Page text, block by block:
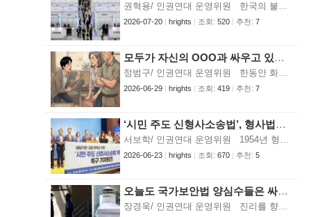
권혁용/ 인권연대 운영위원 한국의 불평등이 심각한 문제라는 사실은 누구나 알고 있다. 누군가는 벤틀리를 몰고 타워팰리스에 살며 어린 자녀를 미국에서 유학시킨다. 반면 누군가는 중고 포터 트럭으로 자녀와 함께 택배를 배송하며 생계를 이어간다. 또 다른 누군가는 가족과의 연락이 끊긴 채 폐지를 주우며 쪽방에서 홀로 노년을 버틴다. 같은 대학 안에서도 현실은 다르다. 누군가는 등록금과 생활비 걱정 없이 학업에 전념한다. 반면 누군가는 등록금과 생활비를 마련하기 위해 두세 개의 아르바이트를 하며 공부할 시간을 충분히 확보하지 못한 채 졸업한다. 노동시장도 마찬가지다. 누군가는 노조가 있는 대기업의 정규직으로 일하고, 누군가는 노조 없는 중소기업에서 비정규직으로 일한다. 두 사람의 임금과 삶의 질, 그리고 미래를 설계할 기회는 크게 다르다. 경제적 불평등은 사람들을 사회적으로 구별한다. 20세기 근대화는 귀속적 지위에서 성취적 지위로의 전환을 의미했다. 그러나 21세기에 들어 우리는 다시 귀속적 지위가 삶의 기회를 좌우하는 사회로 돌아가는 듯한 모습을 목격한다. 아무리 노력해도 부모와 조부모의 자산과 교육 수준이 만들어내는 격차를 넘어서기 어렵다는 현실을 경험하기 때문이다. 불평등은 정치가 만든 결과다. 정책은 집단적 의사결정의 산물이며, 집단적 의사결정이 곧 정치이다. 유권자의 선호는 선거와 조직화한 이익집단을 통해 표출되고, 정치제도는 그 선호를 의석으로 바꾸어 승자를 결정한다. 그리고 승자는 조세와 복지, 노동시장 정책을 통해 소득과 부의 분배를 바꾼다. 결국 불평등은 정치의 산물이다. 반대로 불평등은 다시 정치를 바꾼다. 불평등이 심화할수록 정치는 점점 더 부유한 사람들에게 유리하게 작동하는 경향을 보인다. 민주주의 정부는 시장이 만들어낸 불평등을 조세와 재정, 사회정책을 통해 완화해야 한다. 말하자면 현대 민주국가는 ‘로빈후드’의 역할을 해야 한다. 1원 1표의 자본주의와 1인 1표의 민주주의가 공존할 수 있었던 원리이다. 그러나 한국은 다르다. 임금, 소득, 자산 어느 지표를 보더라도 불평등은 꾸준히 확대해 왔다. 반면 정부의 재분배 노력은 OECD 국가 가운데 최하위권에 머문다. 왜 그럴까. 한국 민주주의는 왜 불평등을 완화하지 못했을까. 사진 출처 이 질문에 답하려면 시민과 유권자의 선호라는 수요 측면과 정당·정부의 정책 결정이라는 공급 측면을 함께 살펴봐야 한다. 물론 두 측면은 서로 긴밀하게 연결되어 있다. “정치인들은 나 같은 사람에게 관심이 없다”라는 시민의 냉소, 체념 또는 분노와 “유권자가 원하지 않으니 증세와 복지 확대를 추진할 이유가 없다”라는 정치인의 계산은 서로를 강화한다. 정치학자 존 잘러John Zaller는 공공 여론이 정치 엘리트가 위로부터 보내는 당파적 신호(partisan cues)에 의해 상당 부분 형성된다고 설명했다. 최근 여러 나라에서 나타나는 민주주의의 위기도 같은 맥락에서 이해할 수 있다. 반민주적 정치인이 민주적 규범을 공격하면, 그 신호를 받아들인 시민들 역시 반민주적 태도를 보이는 것이다. 수요와 공급은 이처럼 서로 영향을 주고받는다. 어느 쪽이 먼저인지는 여전히 학문적 논쟁의 대상이다. 먼저 수요 측면을 살펴보자. 사람들은 매일 불평등과 격차를 경험한다. 그런데도 왜 증세를 통해 재분배를 확대하는 정책을 적극 지지하지 않을까. 왜 경제적으로 취약한 계층 가운데 상당수가 보수정당을 지지할까. 첫째는 투표 참여의 소득 편향이다. 가난한 사람은 부유한 사람보다 덜 투표한다. 비정규직은 정규직보다, 청년은 장년층보다 투표율이 낮다. 재분배 정책으로 가장 큰 혜택을 받을 계층이 정치에 가장 적게 참여하는 것이다. 반대로 재분배로 가장 큰 부담을 질 가능성이 있는 고소득층은 적극적으로 투표한다. 저소득층은 자신을 대변하는 정당이 없다고 느끼는 경우가 많다. 정치권이 자신의 목소리에 귀를 기울인다는 정치효능감도 낮다. 그러니 투표장에 갈 동기를 잃는다. 그러나 표출되지 않은 민심에 귀를 기울이는 정치인은 많지 않다. 정치인의 눈에 보이는 것은 결국 투표하는 사람들이다. 그 결과 저소득층은 더 대표되지 못하고, 정치적 소외는 다시 낮은 투표율로 이어지는 악순환이 반복된다. 둘째는 자신의 경제적 이해관계를 정확히 인식하지 못하는 경우가 적지 않다는 점이다. 증세와 재분배가 자신에게 이익인지 손해인지를 판단하려면 자신의 가구가 소득분포 어디에 위치하는지 알아야 한다. 그러나 많은 사람은 자신의 경제적 위치를 실제와 다르게 인식한다. 하위 소득계층은 자신의 위치를 실제보다 높게 평가하는 반면, 상위 소득계층은 실제보다 낮게 평가하는 경향이 있다. 그 결과 저소득층임에도 재분배 정책에 반대하는 경우가 적지 않다. 정보의 문제다. 정체성의 문제도 있다. 경제적 이해관계보다 다른 사회적 정체성이 더 중요한 경우도 있다. 계급보다 국민, 지역, 성별, 세대, 이념과 같은 정체성이 정치적 선택을 좌우하기도 한다. 저소득 노동자라는 정체성보다 대한민국 국민이나 산업화 세대라는 정체성이 더 강하게 작동하면, 정책 선호 역시 그에 맞추어 형성된다. 사람들은 불평등의 원인을 어떻게 이해하는가에 따라 재분배를 바라보는 시각이 달라진다. 불평등이 부모의 자산과 교육, 성별이나 외모처럼 개인이 통제할 수 없는 ‘운(luck)’의 결과라고 생각한다면 재분배를 지지할 가능성이 크다. 반대로 불평등을 개인의 노력과 능력의 결과라고 믿는다면 현재의 격차를 공정한 결과로 받아들이기 쉽다. 일반적으로 유럽인은 전자의 인식이 강하고, 미국인은 후자의 인식이 강한 것으로 알려져 있다. 이러한 차이는 재분배 선호와 복지국가의 규모에도 그대로 반영된다. 그러나 시민들의 선호만으로 정책이 결정되는 것은 아니다. 어떤 정부는 재분배를 확대하고, 어떤 정부는 그렇지 않다. 왜 한국의 정치권은 불평등 완화 정책을 충분히 공급하지 못했을까. 다음 글에서는 이 질문에 대한 답을 공급 측면에서 살펴본다. 권혁용 위원은 현재 고려대학교 정치외교학과 교수로 재직 중입니다.
2026-07-20 | hrights | 조회: 520 | 추천: 7
모두가 자신의 OOO과 싸우고 있다(정범구)
정범구/ 인권연대 운영위원 한동안 화제가 됐던 TV 드라마가 있다. 줄여서 “모자무싸”라고 불리던, 원제목이 <모두가 자신의 무가치함과 싸우고 있다>라는 드라마다. 드라마의 내용을 떠나 그 제목 자체가 주는 끌림도 상당했다. 사실 우리는 모두 매일매일 무엇인가와 싸우며 살아가고 있지 않은가? 누군가가 만일 나에게 “당신은 무엇과 매일 싸우며 사는가?”라고 물어본다면, 글쎄, 나는 “모자낯싸”라고 대답할 수 있을까? 나는 매일매일 자신의 낯섦과 싸우고 있는지 모른다. 언젠가부터는 TV 뉴스를 봐도 잘 모르겠는 것투성이다. 코스피가 왜 갑자기 그렇게 오르는 것인지, ETF는 뭐고 ETN은 뭔지, 주식 한 주 없는 나로서는 관련 뉴스를 보면 문맹자가 된 심정이다. 젠슨 황이란 사람이 한국에 온 게 왜 그렇게 큰 뉴스인지 모르는 처지이니 그가 만들어 갈 거라는 AI 생태계란 것에 대해선 더 깜깜하다. 반도체 호황 속에 벌어진 삼성전자의 “전리품 나누기” 소동도 도통 이해되지 않는다. 대기업 노동운동, 아니 노조 운동에 대해서도 다시 들여다보게 되고, 무엇보다 그 성과급 배분 과정에서 같은 회사 안에서도 그리 차별을 하는 게 이해가 안 된다. 삼성전자 주식 하나 없지만 아침저녁으로 그 뉴스를 지켜봐야 하는 일반 시민들은 6억 원이라는 돈이 비문증처럼 눈앞에 떠다니는 현실에 일할 의욕이 나지 않는다. 아무리 봐도 황당한 것은 송파의 투표함 봉쇄 시위에 나선 군중들이 시위 대응에 나선 경찰 간부를 주저앉혀 놓고 중국인인지 아닌지 신문하는 광경이다. “부정선거론”을 종교처럼 신봉하는 이들이 있다는 이야기는 풍문으로 들었지만 그걸 이토록 뼛속까지 체화하고 사는 동시대인들이 있을 줄은 몰랐다. 이성이 사라진 시대, 모든 이들이 자신의 매체를 갖고 자기주장을 할 수 있는 시대가 왔으나 무엇이 사실이고, 무엇이 가짜인지를 가려내기는 점점 어려워진다. 유튜브가 퍼트리는 내용은 뉴스라기보다는 주장에 가까운 것들이 많지만 그것은 사람들의 확증 편향을 타고 주요한 공론장들을 점령해 버린다. 이런저런 이유로, 뉴스를 보면서 마치 무슨 드라마를 보는 것 같은 착각을 느낄 때가 많다. 이 나라가 내가 살아온, 살았던 나라인가 싶은 낯섦을 아주 자주 느낀다. AI 생성 이미지 각 시대에는 그 시대를 조건 짓는 환경이 있었고, 그에 따른 시대정신이란 게 있었다. 1914년생인 내 아버지는 태어날 때부터 식민지 백성으로 태어났다. 외세 지배하에 태어나 살았던 그의 정신세계는 어떤 것이었을까? 그의 유소년기, 청년기를 지배했던 가난과 외세는 그에게 어떤 세계관을 남겨 주었을까? 식민지 조선을 살아온 모두가 항일 전선에 나섰던 것은 아니지만, 아니 오히려 대다수 장삼이사는 그 체제에 순응하며 살았을지 모르겠지만, 1945년 8월 15일은 모두가 한마음 한뜻으로 해방을 반겼을 것이다. 이민족 지배 아래에서 ‘해방’이란 알게 모르게 그 시대의 목표였을 것이다. 해방, 분단, 건국, 전쟁 등 거대한 역사의 소용돌이 속에서도 장안의 갑남을녀들은 자신들의 남루한 일상을 이어가는 데에 온 정신을 쏟았을 것이다. 내 아버지도 그랬다. 식구들 간수하고 먹여 살리기 위해서, 세상 돌아가는 일에는 크게 신경 쓰지 않고 하루하루의 삶을 이어갔다. 그렇다고 해서 그 시대를 지배한 거대 담론들, 민족자주니 통일이니, 민주 국가 건설 등의 구호 아래 자유로울 수는 없었을 것이다. 자기 코앞의 삶에만 주목하는 군중을 통해 역사를 해석하고자 한다면 제주 4.3 항쟁이라든가 대구 10월 봉기, 광주 항쟁, 6월 시민 항쟁 등, 시대가 요구하는 과제에 몸을 던져 나선 민중들의 역동적 삶을 온전히 이해하기 어렵다. 전태일의 아버지는 자기보다 어려운 처지의 어린 노동자들을 위해 애쓰는 아들의 삶을 처음에는 냉소적으로 바라보았다. 제 앞가림도 못하는 주제에 다른 이들을 위해 나서는 아들의 삶이 가소롭기도 하고 애처로워도 보였을 것이다. 그러던 그 아버지가 결국은 아들을 이해하고 지원한다. 알고 보니 아버지인 그도 전평(조선노동조합전국평의회)이 지도하는 대구 10월항쟁에 참가했던 노동자 출신이었던 게다. 민주화 세대라는 오늘날 50, 60, 70대가 과거 식민 지배와 전쟁을 겪었던 부모 세대와 겪었던 갈등은 이제 역사의 기억 저편으로 넘어가고 있다. 그것이 소위 민주화 세대와 산업화 세대의 갈등이었다고 한다면 지금 민주화 이후에 태어난 세대, 아니 민주화 이후 세상과의 갈등은 무엇이라고 표현해야 할까? 전혀 다른 조건에서 태어나고 성장한, 그래서 다른 시대적 환경과 싸우고 있는 새로운 세대를 이해하는 것도, 정치적 억압과 빈곤은 사라졌지만, 새로운 욕망과 현실이 지배하는 세상을 따라잡는 것도 아직 쉽지는 않다. 정치적 폭압에 자신의 모든 것을 내놓고 싸웠던 아버지 세대의 이야기는 이제 자식 세대에게는 ‘잔혹 동화’ 이상이 아니다. 아버지의 자수성가 스토리는 “아버지가 옛날에 못 살았던 것이 자신의 책임은 아니잖느냐?”라는 자식의 되침으로 돌아온다. 시대는 언제고 변화해 왔고, ‘어제 내린 눈’은 치워져야 한다. 그러나 민주화 세대의 눈에 비치는 오늘날 세태는 여전히 불안하고 아슬아슬하다. “공동체”, “자기희생”, “대의 앞의 절제” 같은 단어들은 어느새 곰팡내 나는 시대의 언어가 되어버리고, 세상은 오로지 “더 많은 소유”, “더 많은 경쟁에서의 승리”, “더 화려한 소비”를 외치며 달려가고 있는 듯 보인다. 그나마 나를 구원하는 것은 2024년 12월 3일 한밤중 여의도로 달려와 무장 계엄군 앞을 막아섰던 수많은 시민, 내란 세력 척결을 위해 12월 한겨울에 몇 번이고 한강 다리를 걸어 넘던 그 도도한 시민의 물결, 남태령을 뚫었던 시민들에 대한 추억이다. 주식시장 전광판을 오르내리는 수치가 담아내지 못하는 시대정신이 아직 거기에 남아 있기를 빌면서 말이다. 이 글이 혹시 시대 변화를 따라가지 못하는 한 “꼰대”의 넋두리로만 읽히지는 않기 바란다. 변화의 방향을 예측도 못 할 뿐 아니라 변화에 저항하는 한탄으로는 더더욱 읽히고 싶지 않다. 이 시대 변화의 방향이 어디를 향하고 있는지, 이 시대를 관통하는 시대 정신은 무엇인지, 그리고 이런 논쟁을 이끌어 갈 수 있는 사회적 이성은 있는 것인지, 이런 것들을 묻고 싶은 것이다. 나를 둘러싸고 있는 이 낯섦의 정체가 무엇인지 알고 싶을 뿐인 것이다. 정범구 위원은 현재 장발장은행장으로 활동하고 있습니다.
2026-06-29 | hrights | 조회: 419 | 추천: 7
‘시민 주도 신형사소송법’, 형사법체계의 정상화를 위한 시대적 합의(서보학)
서보학/ 인권연대 운영위원 1954년 형사소송법이 제정된 이래 72년간 유지되어 온 검찰 중심의 형사사법구조는 수사권과 기소권을 검사에게 집중시킴으로써 우리 사회에 깊은 상처를 남겼다. 역사가 증명하듯 권한이 특정 개인이나 기관에 집중되면 결국 남용되기 마련이다. 최근 국회 국정조사 특위에서 드러난 검찰의 표적·강압·조작 수사의 실태는 이러한 구조적 모순이 더는 방치할 수 없는 단계에 이르렀음을 분명히 보여주었다. 이러한 문제의식 속에서 다양한 경력의 법학자, 변호사, 시민단체가 자발적으로 모여 '시민 주도 형사소송법 개정 추진 모임'을 결성하였다. 지난 4월부터 치열한 토론과 숙의를 거친 끝에, 6월 5일 국회 기자회견을 통해 형사소송법 개정안의 내용과 취지를 담은 설명자료를 발표하였다. 필자도 그 일원으로 개정 논의에 참여하였다. 이는 총리실 개혁추진단이 검사의 눈높이에서 만든 개정안 내놓기를 기다렸다가 수동적으로 참여하기보다, 시민의 눈높이에서 직접 개정안을 만들어 형사법체계의 변화를 주도하자는 강력한 의지의 결과였다. 이번에 시민이 주도하여 만든 형사소송법 개정안의 의미는 기관 간의 단순한 권한 조정을 넘어선다. 진보와 보수의 이념 대립을 떠나 헌법상 권력분립과 적법절차의 원리, 인권존중의 요구를 형사사법 실무에 온전히 구현하려는 시도이다. 나아가 검찰 지배적 형사법체계의 구조적 모순을 해체하고, 국민이 진정한 주인이 되는 '국민주권형 형사소송법'으로 나아가기 위한 이정표이기도 하다. 이번 개정안은 총 106개 조항의 전면 개정을 통해 ① 수사와 기소의 완전한 분리, ② 수사 과정 전반에 걸친 시민 인권보호 장치의 획기적 강화, ③ 체계 대전환 속에서도 범죄수사역량의 빈틈없는 유지라는 세 가지 목표를 동시에 실현하고자 했다. 주요 핵심 내용은 다음과 같다. 첫째, 수사와 기소의 완전한 분리 실현이다. 개정안은 검사의 직접 수사권과 수사지휘권은 물론, 직접 보완수사권까지 전면 폐지하였다. 이에 따라 형사소송법상 수사 주체는 현행 '검사 또는 사법경찰관'에서 '사법경찰관'으로 일원화된다. 10월 2일 검찰청이 폐지되면 검사는 기소 전담 기관인 공소청 소속으로서 기소 업무만 전담하게 된다. 수사의 완결성을 명분으로 모든 사건의 종결을 검사에게 떠넘기는 '전건송치주의'나 특별사법경찰관에 대한 수사지휘권도 철저히 차단하였다. 기존 체계는 효율성이라는 명분 아래 검사에게 수사권과 기소권을 동시에 부여함으로써 형사절차 전반을 통제하는 강력한 권한을 집중시켜 왔다. 그러나 최근 드러난 여러 강압 수사와 조작 기소 사례는 권한 집중이 필연적으로 남용될 수밖에 없음을 보여주었다. 이에 개정안은 수사 주체를 사법경찰관(경찰 및 중수청 소속)으로 일원화하고 기소는 별도의 공소청이 담당하도록 하여, 권력분립 원리를 형사절차 내부에 실질적으로 구현하고자 했다. 둘째, 시민의 인권보호 장치를 법률적 차원으로 격상하였다. 그동안 자백 강요의 수단으로 악용되어 온 장시간·심야 조사와 반복적 출석 요구를 금지하는 조항을 시행규칙이 아닌 법률에 직접 신설하였다. 또한 각 수사기관에 외부 전문가가 참여하는 개방형 직위인 '수사인권보호관' 제도를 도입하였다. 이를 통해 수사 과정의 인권침해를 즉각 시정하고 위법 수사관의 교체 및 징계를 요구할 수 있도록 했다. 수사인권보호관 제도는 외부 전문가에 의한 상시적 감시 체계를 구축함으로써 수사기관 내부 자기통제의 한계를 보완하는 장치로 기능할 것이다. 피의자 신문 시에는 피의자와 변호인의 메모권을 보장하고, 변호인이 피의자 곁에서 실질적으로 조력할 수 있도록 동석의 위치와 권한을 법에 명문화하였다. 나아가 피의자 진술은 최초 진술부터 종료까지 전 과정을 의무적으로 녹음·영상녹화하도록 하여 인권보장과 절차의 투명성을 확보하고 강압적 심문을 방지하고자 했다. 신체 구속과 관련해서는 사법경찰관·검사·공수처 검사의 구속기간을 현행 10일에서 7일로 단축하고, 연장은 1차에 한 해 7일로 제한하였다. 구속영장 심사 단계에서는 전자장치 부착 등 조건을 달아 법원이 석방을 명할 수 있는 '조건부 석방제도'를 신설하여 불필요한 신체 구속을 최소화했다. 압수·수색 영장의 남발을 방지하기 위해 법관이 영장 발부 전 수사기관이나 참고인을 심문할 수 있는 '사전심문제'도 도입하였다. 또한 전자정보 압수·수색 시에는 검색어와 대상 기간 등 구체적 집행계획을 영장청구서에 기재하도록 하여, 무분별한 디지털 압수수색으로부터 국민의 사생활을 보호하는 진일보한 제도를 마련했다. 사진 출처 셋째, 기소권·영장청구권 독점의 해체와 시민의 사법적 통제이다. 검사의 전속적 기소권에 대한 시민의 직접 통제를 제도화하기 위해 지방법원 단위로 국민 9인으로 구성되는 '공소심의회'를 신설하고 그 결정에 구속력을 부여하였다. 예컨대 검사가 불기소처분한 사건에 대해 심의회가 3분의 2 이상의 찬성으로 기소를 의결하면, 법원이 지정한 변호사가 공소를 제기하고 공소 취소 없이 끝까지 재판을 수행한다. 반대로 심의회가 불기소를 의결하면 검사가 기소할 수 없다. 이는 위법한 수사 및 조작된 증거에 기초한 기소를 시민의 눈높이에서 방지하는 장치이며, 기소독점주의에 대한 실질적 견제로서 국민주권 원리를 형사사법 영역에 직접 반영하는 제도적 혁신이다. 아울러 공소 제기와 수행 전반에서 검사의 객관의무를 명문화하여, 검사가 일방적 추궁자가 아닌 객관적·중립적인 공소관으로서 본연의 역할을 하도록 했다. 검사의 기소권 남용으로 인한 인권침해를 방지하기 위해 공소기각 사유도 구체화·다양화했다. 검사의 위법한 기소로부터 국민을 조기에 구제하기 위해 '중대한 위법 수사에 기하여 공소가 제기되었을 때'와 '소추재량권을 현저히 일탈하여 공소가 제기되었을 때'를 새로운 공소기각 사유로 추가한 것이다. 이를 통해 법원은 본격적인 실체 심리에 들어가기 전 단계에서 위법한 기소를 조기에 걸러낼 수 있게 된다. 또한 사실상 검찰의 재량에 맡겨져 있던 영장심의위원회의 구성 방식을 개선하여 검찰의 독점적 영장청구권에 대한 실질적 견제를 강화했다. 재정신청제도 역시 개선하여 법원이 기소명령을 내릴 경우 검사 대신 지정변호사가 공소 제기 및 유지 업무를 담당하도록 했고, 수사기관의 봐주기식 부실수사가 있었던 경우에는 법원이 '재수사'까지 명할 수 있도록 권한을 확대하여 피해자의 권리구제를 한층 강화했다. 넷째, 빈틈없는 범죄수사역량의 유지이다. 수사·기소 분리라는 큰 틀의 전환이 수사력 약화로 이어지지 않도록 보완장치도 함께 마련했다. 사건 송치 후 검사는 지체 없이 보완수사요구를 하도록 했고, 그 방식을 표준화·문서화했으며, 검사가 보완수사의 이행 여부를 철저히 관리하도록 법적 의무를 부과했다. 수사기관 간 사건 경합을 조정하기 위한 '수사권관할조정협의회'를 설치하는 한편, '제 식구 감싸기'를 구조적으로 차단하기 위해 수사기관이 소속 공무원의 범죄를 스스로 수사할 수 없도록 '수사기관 상피제도'를 신설하여 수사의 공정성과 객관성을 제고했다. 또한 스스로 고소·고발할 능력이 없는 아동·장애인 등 취약계층을 보호하기 위해 수사기관의 불송치 결정에 대한 이의신청 주체를 고발인까지 확대했다. 이러한 내용의 '시민 주도 신형사소송법'은 지난 72년간 왜곡되어 온 국가 형벌권의 구조를 정상화하려는 시대적 결단이다. 권력은 나눌 때 비로소 투명해지고 견제받을 때 비로소 국민을 향한다는 헌법정신을 형사절차 전 영역에서 구체화한 결과물이다. 이 개정안은 진영 논리에 갇힌 기관 간의 다툼이 아니라 학계, 법률가, 시민사회가 수개월에 걸친 숙의를 통해 만들어 낸 합의의 산물이라는 점에서 그 출발선부터가 다르다. 이제 공은 국회로 넘어왔다. 수사와 기소를 실질적으로 분리하는 핵심 조항들은 그 시급성을 고려할 때 다가오는 임시국회에서부터 심도 있게 논의되어야 한다. 인권보호 장치의 법제화, 공소심의회와 같은 시민참여형 기소통제 제도, 그리고 빈틈없는 수사역량 유지를 위한 보완장치들은 서로 분리될 수 없는 하나의 패키지로 함께 검토되어야 마땅하다. 수사·기소 분리는 더는 선택적 개혁이 아니라 권력남용 방지를 위한 구조적 필수조건이다. 인권보장 장치의 법률화 역시 형식적 선언에 그치지 않고, 실제 수사 관행을 변화시킬 수 있는 구체적이고 강제적인 규범으로 정착되어야 한다. 시민 참여에 의한 통제 장치 또한 민주적 정당성을 확보하는 핵심 요소이므로, 그 실효성을 담보할 충분한 권한과 절차적 보장이 병행되어야 할 것이다. 형사소송법은 모든 국민의 삶과 직결되는 법이다. 이번 개정안이 담고 있는 시민의 목소리와 전문가의 숙의 결과가 정치적 셈법에 가려지지 않고 국회 논의 과정에 충실히 반영되어, 마침내 국민이 체감할 수 있는 합리적이고 선진적인 형사법체계로 결실을 맺기를 바란다. '시민 주도 신형사소송법'이 던진 화두가 이번 국회 논의의 출발점이자 중심축이 되기를 기대한다. 서보학 위원은 현재 경희대학교 법학전문대학원 교수로 재직 중입니다.
2026-06-23 | hrights | 조회: 670 | 추천: 5
오늘도 국가보안법 양심수들은 싸우고 있다.(장경욱)
장경욱/ 인권연대 운영위원 진리를 향한 끊임없는 탐구와 실천으로 나아가는 사람들이 있다. 국가보안법의 먹잇감이 되어 탄압받는 시대의 양심들이다. 정의를 향한 꺾이지 않는 신념이 있기에 두려움 없이 가시밭길을 걸어 나가는 데 주저함이 없다. 지난 금요일(6월 12일) 오후 늦게 서울중앙지방법원 영장계로부터 변호인으로 선임된 국가보안법 양심수들에 대한 검사의 구속영장청구서가 접수되었다는 소식을 들었다. 곧바로 영장계에 구속영장청구서 사본을 교부신청하였다. 공안수사기관은 2024년 8월 민중민주당 압수수색한 때부터 2년 가까이 당 지도부를 수사한 후 뒤늦게 민중민주당 대표와 사무총장에 대해 사전 구속영장을 청구하였다. 내란우두머리의 폭압적 공안통치의 표적이 되었던 민중민주당. 줄기차게 한미연합훈련에 반대하고 미군 철수를 주장하는 공개적 활동이 반국가단체인 북을 이롭게 하였다는 것이 종북공안몰이 윤석열 정권의 탄압 명분이었다. 국가보안법의 먹잇감을 찾아 나선 내란우두머리 정권의 공안탄압에 맞서 물러서지 않고 맞서 싸운 양심수들의 지난한 투쟁이 있었다. 그 결과 종북공안몰이 정권의 위기 수습책 카드는 점차 쓸모없는 헛발질이 되어 그 효용을 잃게 되었다. 바야흐로 대북적대강경정책과 국가보안법에 기대어 위기에 처한 정권의 안위를 위해 양심수를 탄압하고 내란까지 일으킨 공안정권, 내란정권이 몰락하였다. 빛의 혁명을 통해 정권교체를 이뤄 내란청산의 과제를 짊어진 새로운 정부가 등장한 지 1년이 되었다. 바로 이 순간, 내란세력이 국민적, 역사적 심판을 받는 와중에 내란세력의 절대무기였던 국가보안법은 빛이 바래기는커녕 시퍼렇게 살아 칼춤을 추고 있다. 내란정권이 국민 통치수단으로 유일무이하게 의지했던 절대무기로 군림한 국가보안법. 오늘도 여전히 진리와 양심을 실현하기 위해 싸우고 있는 양심수들을 겨냥해 그 칼날을 거둬들이지 않고 있다. 지난 주말 내내 구속영장청구서 분석과 며칠 앞으로 다가온 영장실질심사를 대비해 준비했다. 우리 변호인들은 양심수들과 쉴 틈 없이 긴장의 시간을 보내고 있다. 우리 옆에는 구속을 각오하고 물러섬 없이 맞서 싸워나가는 양심수들이 있다. 노심초사하면서도 한편으로 너무 든든하다는 생각이 든다. 첫 수임사건을 국가보안법 사건으로 맞아 국가정보원을 상대로 분투하였던 초심 그대로를 잊지 않으리라! 국가보안법이라는 희대의 악법을 폐지하는 길에서 공안기관의 탄압을 받는 ‘아무런 죄가 없는 양심수’들의 삶의 정당성을 옹호하고자 다짐한다. 그동안 양심수들의 곁에서 변론하며, 이들의 양심과 기상, 일관된 신념을 누구보다 잘 알게 되었다. 이들과 함께 싸워 나아가는 길에 한국 사회의 진보적 발전이 도래할 것이 틀림없다. 국가보안법 사건의 변호인으로서 양심수들이야말로 한국 사회의 진보적 발전에 앞장서 헌신하며 역사의 수레바퀴를 전진시키는 원동력이라는 사실을 절감하고 있다. 중앙선거관리위원회 등록정당인 민중민주당에 대한 국가보안법 탄압은 헌법을 짓밟는 조치다. 정작 헌법기관을 파괴한, 내란을 옹호하는 극우보수정당은 해산은커녕 정당 활동의 자유를 보장받으며 부활을 꾀하고 있다. 여전히 국가보안법에 기대어 대북적대, 종북공안몰이를 아무렇지 않게 구가하고 있다. 반면, 한미연합연습을 반대하고 주한미군 철수를 위해 싸우는 정당은 국가보안법 이적단체로 규정되어 당원들에 대한 전면적 탄압에 직면하고 있다. 국가보안법에 의한 민중민주당 탄압은 내란청산의 역사적, 시대적 과제를 거스르는 것이다. 친미반북적대에 사로잡혀 국익과 민족의 안위를 내팽개친 채 한미일 군사동맹 강화, 대북 선제공격 운운하며 전쟁도발과 내란을 일으킨 정권이었다. 이에 맞서 앞장서 저항해온 정당을 국가보안법상 이적단체로 탄압하는 것은 내란청산의 과제를 후퇴케 하고, 내란세력에게 재생과 부활의 명분을 만들어 주게 될 것이 자명하다. <사진>경찰, 국가보안법 위반 혐의 민중민주당 압수수색 (출처 MBC뉴스) 북의 체제를 존중하고 적대의사가 없다는 대통령의 언명도, 통일부의 노동신문 개방, 북 사이트 개방도 국가보안법이 시퍼렇게 살아 작동하는 현실에서는 더는 설 자리가 없다. 국가보안법 양심수들에 대한 탄압을 방치하고서 한국 사회의 민주주의를 논할 수 없다. 헌법과 정당법이 보장하는 정당 활동의 자유가 국가보안법에 의해 송두리째 금기시되는 한국 사회에서 다양한 정치세력이 공존하며 경쟁하고 소수정당이 우대되는 다원적 가치의 정당 민주주의는 존재할 수 없다. 언제든 극우보수세력에 의한 친미파쇼독재로의 후퇴를 불러올 수 있다. 해방 이후 주기적으로 발생한 비상계엄 쿠데타의 어두운 망령을 일소하기 위해서는 반드시 국가보안법이라는 절대무기를 휘두를 수 없도록 한국 사회의 환경과 조건을 완전히 일신해야 한다. 조선민주주의인민공화국과의 관계를 정상화하고, 내란세력을 발본색원하기 위해서라도 북을 반국단체로 규정하고, 반미 주장과 활동을 펼친다는 이유로 정당을 이적단체로 규정하는 국가보안법의 악행을 끝장내야 한다. 국가보안법이 지배하는 한국 사회에서 반미, 반제국주의 운동의 자유를 누릴 수 없다. 그 사이 국가보안법은 양심수들을 표적 삼아 반미운동을 탄압하였다. 우리 모두는 국가보안법이 금기시하는 세뇌의 틈바구니에서 미 제국의 패권의 쇠퇴와 다극화를 지향하는 대세조차 제대로 감지하지 못하는 깜깜이로 길들었다. 반미, 반제국주의 운동을 자유롭게 펼칠 수 있는 한국 사회를 만드는 것. 이 시대를 살아가는 우리 모두의 시대적 과제가 되어야 한다. 그 길에 단지 반미운동을 전개한다는 이유로 헌법과 정당법이 보장하는 정당 활동의 자유를 누려야 할 정당조차 이적단체로 규정하는 야만을 다스릴 힘이 솟아날 수 있다. 장경욱 위원은 현재 변호사로 활동 중입니다.